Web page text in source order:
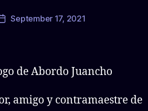
PostSeptember 17, 2021
de Abordo Juancho
amigo y contramaestre de